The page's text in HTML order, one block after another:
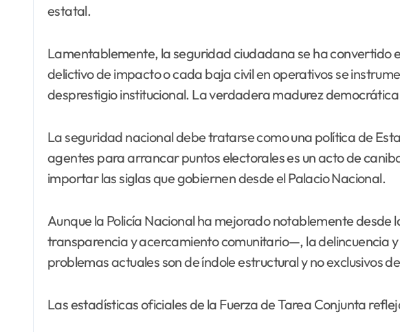
estatal.
Lamentablemente, la seguridad ciudadana se ha convertido
delictivo de impacto o cada baja civil en operativos se
desprestigio institucional. La verdadera madurez
La seguridad nacional debe tratarse como una política de
agentes para arrancar puntos electorales es un acto de
importar las siglas que gobiernen desde el Palacio Nacional.
Aunque la Policía Nacional ha mejorado notablemente
transparencia y acercamiento comunitario—, la delincuencia
problemas actuales son de índole estructural y no exclusivos
Las estadísticas oficiales de la Fuerza de Tarea Conjunta